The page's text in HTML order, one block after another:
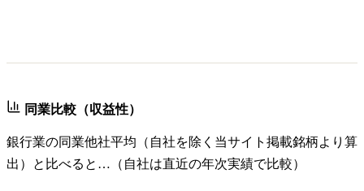
同業比較（収益性）
銀行業の同業他社平均（自社を除く当サイト掲載銘柄より算
出）と比べると…（自社は直近の年次実績で比較）